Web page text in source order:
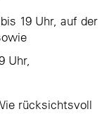
19 Uhr, auf der
Uhr,
rücksichtsvoll